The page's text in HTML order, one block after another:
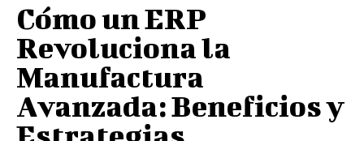
Cómo un ERP
Revoluciona la
Manufactura
Avanzada: Beneficios y